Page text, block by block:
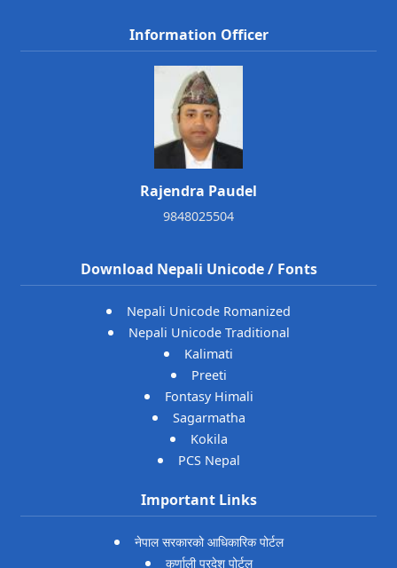
Information Officer
Rajendra Paudel
9848025504
Download Nepali Unicode / Fonts
Nepali Unicode Romanized
Nepali Unicode Traditional
Kalimati
Preeti
Fontasy Himali
Sagarmatha
Kokila
PCS Nepal
Important Links
नेपाल सरकारको आधिकारिक पोर्टल
कर्णाली प्रदेश पोर्टल